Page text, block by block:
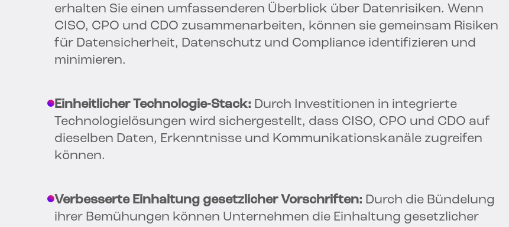
erhalten Sie einen umfassenderen Überblick über Datenrisiken. Wenn
CISO, CPO und CDO zusammenarbeiten, können sie gemeinsam Risiken
für Datensicherheit, Datenschutz und Compliance identifizieren und
minimieren.
Einheitlicher Technologie-Stack: Durch Investitionen in integrierte
Technologielösungen wird sichergestellt, dass CISO, CPO und CDO auf
dieselben Daten, Erkenntnisse und Kommunikationskanäle zugreifen
können.
Verbesserte Einhaltung gesetzlicher Vorschriften: Durch die Bündelung
ihrer Bemühungen können Unternehmen die Einhaltung gesetzlicher